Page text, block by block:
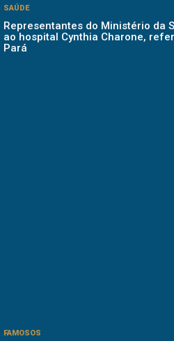
SAÚDE
Representantes do Ministério da
ao hospital Cynthia Charone,
Pará
FAMOSOS